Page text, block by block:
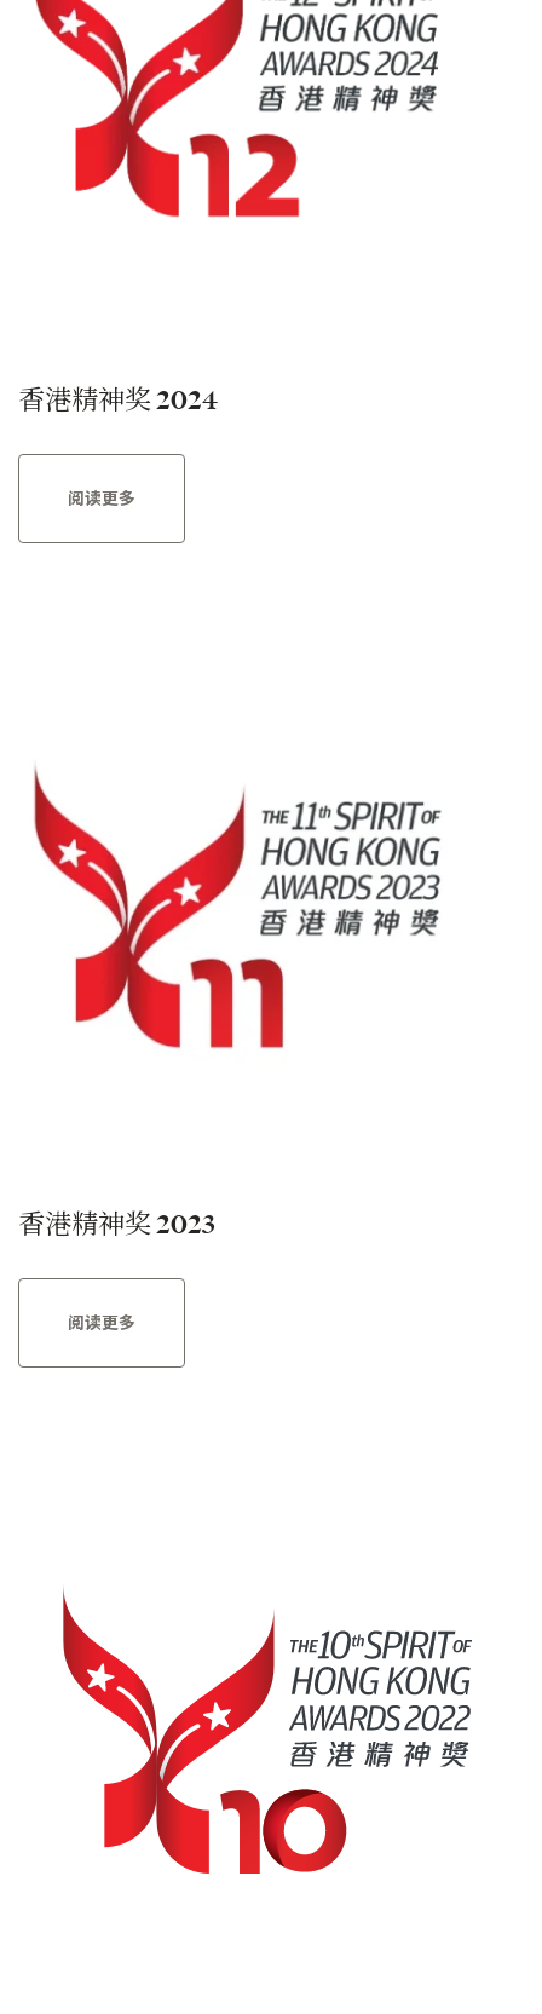
香港精神奖 2024
阅读更多
香港精神奖 2023
阅读更多